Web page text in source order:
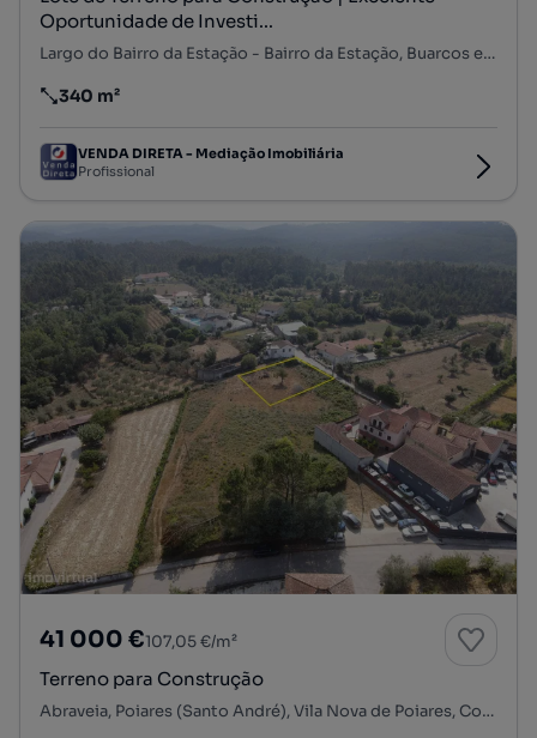
Oportunidade de Investi...
Largo do Bairro da Estação - Bairro da Estação, Buarcos e São Julião, Figueira da Foz, Coimbra
Preço por metro quadrado
340 m²
VENDA DIRETA - Mediação Imobiliária
Profissional
41 000 €107,05 €/m²
Terreno para Construção
Abraveia, Poiares (Santo André), Vila Nova de Poiares, Coimbra